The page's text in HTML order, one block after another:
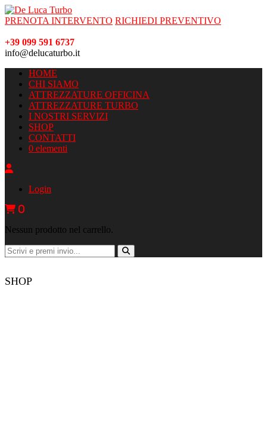
PRENOTA INTERVENTO RICHIEDI PREVENTIVO
+39 099 591 6737
info@delucaturbo.it
HOME
CHI SIAMO
ATTREZZATURE OFFICINA
ATTREZZATURE TURBO
I NOSTRI SERVIZI
SHOP
CONTATTI
0 elementi
Login
0
Nessun prodotto nel carrello.
SHOP